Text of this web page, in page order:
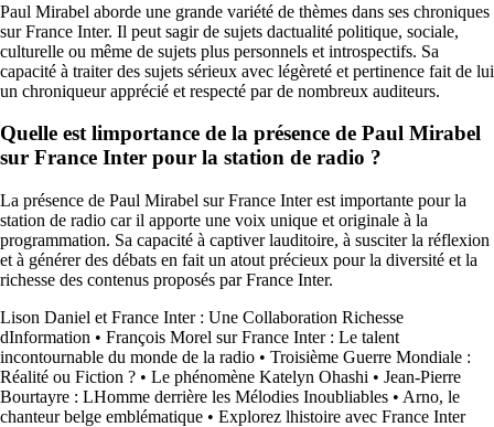
Paul Mirabel aborde une grande variété de thèmes dans ses chroniques
sur France Inter. Il peut sagir de sujets dactualité politique, sociale,
culturelle ou même de sujets plus personnels et introspectifs. Sa
capacité à traiter des sujets sérieux avec légèreté et pertinence fait de lui
un chroniqueur apprécié et respecté par de nombreux auditeurs.
Quelle est limportance de la présence de Paul Mirabel
sur France Inter pour la station de radio ?
La présence de Paul Mirabel sur France Inter est importante pour la
station de radio car il apporte une voix unique et originale à la
programmation. Sa capacité à captiver lauditoire, à susciter la réflexion
et à générer des débats en fait un atout précieux pour la diversité et la
richesse des contenus proposés par France Inter.
Lison Daniel et France Inter : Une Collaboration Richesse
dInformation • François Morel sur France Inter : Le talent
incontournable du monde de la radio • Troisième Guerre Mondiale :
Réalité ou Fiction ? • Le phénomène Katelyn Ohashi • Jean-Pierre
Bourtayre : LHomme derrière les Mélodies Inoubliables • Arno, le
chanteur belge emblématique • Explorez lhistoire avec France Inter